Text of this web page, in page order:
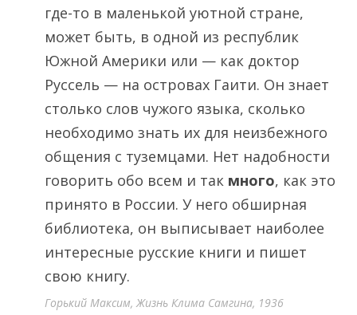
где-то в маленькой уютной стране,
может быть, в одной из республик
Южной Америки или — как доктор
Руссель — на островах Гаити. Он знает
столько слов чужого языка, сколько
необходимо знать их для неизбежного
общения с туземцами. Нет надобности
говорить обо всем и так много, как это
принято в России. У него обширная
библиотека, он выписывает наиболее
интересные русские книги и пишет
свою книгу.
Горький Максим, Жизнь Клима Самгина, 1936